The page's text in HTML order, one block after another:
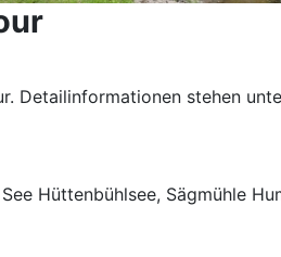
Detailinformationen stehen
Hüttenbühlsee, Sägmühle